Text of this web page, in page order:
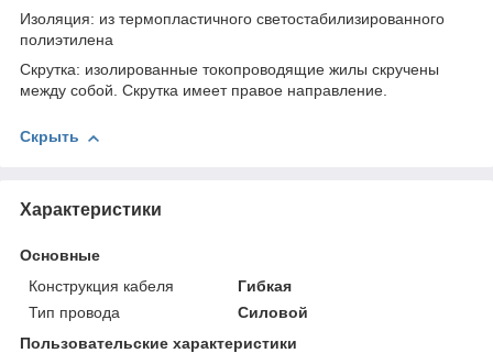
Изоляция: из термопластичного светостабилизированного
полиэтилена
Скрутка: изолированные токопроводящие жилы скручены
между собой. Скрутка имеет правое направление.
Скрыть
Характеристики
Основные
Конструкция кабеля
Гибкая
Тип провода
Силовой
Пользовательские характеристики